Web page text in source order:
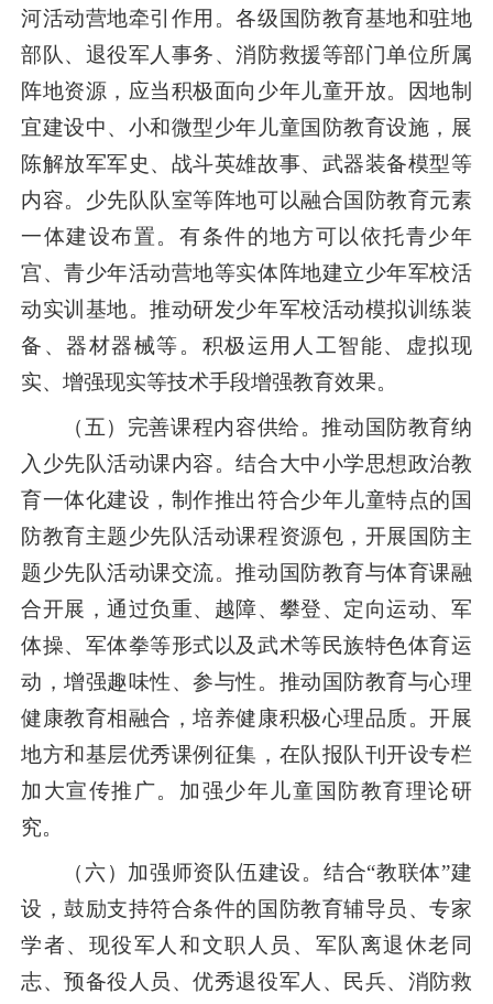
河活动营地牵引作用。各级国防教育基地和驻地
部队、退役军人事务、消防救援等部门单位所属
阵地资源，应当积极面向少年儿童开放。因地制
宜建设中、小和微型少年儿童国防教育设施，展
陈解放军军史、战斗英雄故事、武器装备模型等
内容。少先队队室等阵地可以融合国防教育元素
一体建设布置。有条件的地方可以依托青少年
宫、青少年活动营地等实体阵地建立少年军校活
动实训基地。推动研发少年军校活动模拟训练装
备、器材器械等。积极运用人工智能、虚拟现
实、增强现实等技术手段增强教育效果。
（五）完善课程内容供给。推动国防教育纳
入少先队活动课内容。结合大中小学思想政治教
育一体化建设，制作推出符合少年儿童特点的国
防教育主题少先队活动课程资源包，开展国防主
题少先队活动课交流。推动国防教育与体育课融
合开展，通过负重、越障、攀登、定向运动、军
体操、军体拳等形式以及武术等民族特色体育运
动，增强趣味性、参与性。推动国防教育与心理
健康教育相融合，培养健康积极心理品质。开展
地方和基层优秀课例征集，在队报队刊开设专栏
加大宣传推广。加强少年儿童国防教育理论研
究。
（六）加强师资队伍建设。结合“教联体”建
设，鼓励支持符合条件的国防教育辅导员、专家
学者、现役军人和文职人员、军队离退休老同
志、预备役人员、优秀退役军人、民兵、消防救